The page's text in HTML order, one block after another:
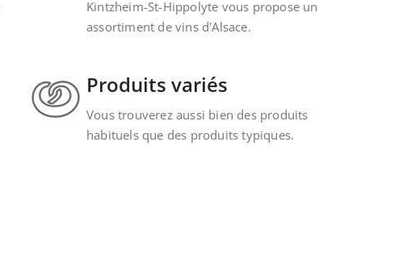
Kintzheim-St-Hippolyte vous propose un
assortiment de vins d'Alsace.
Produits variés
Vous trouverez aussi bien des produits
habituels que des produits typiques.